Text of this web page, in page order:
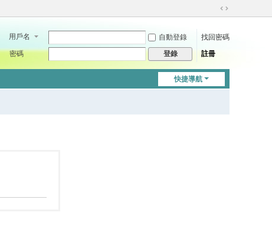
切
到
用戶名 自動登錄
找回密碼
密碼
登錄 註冊
快捷導航